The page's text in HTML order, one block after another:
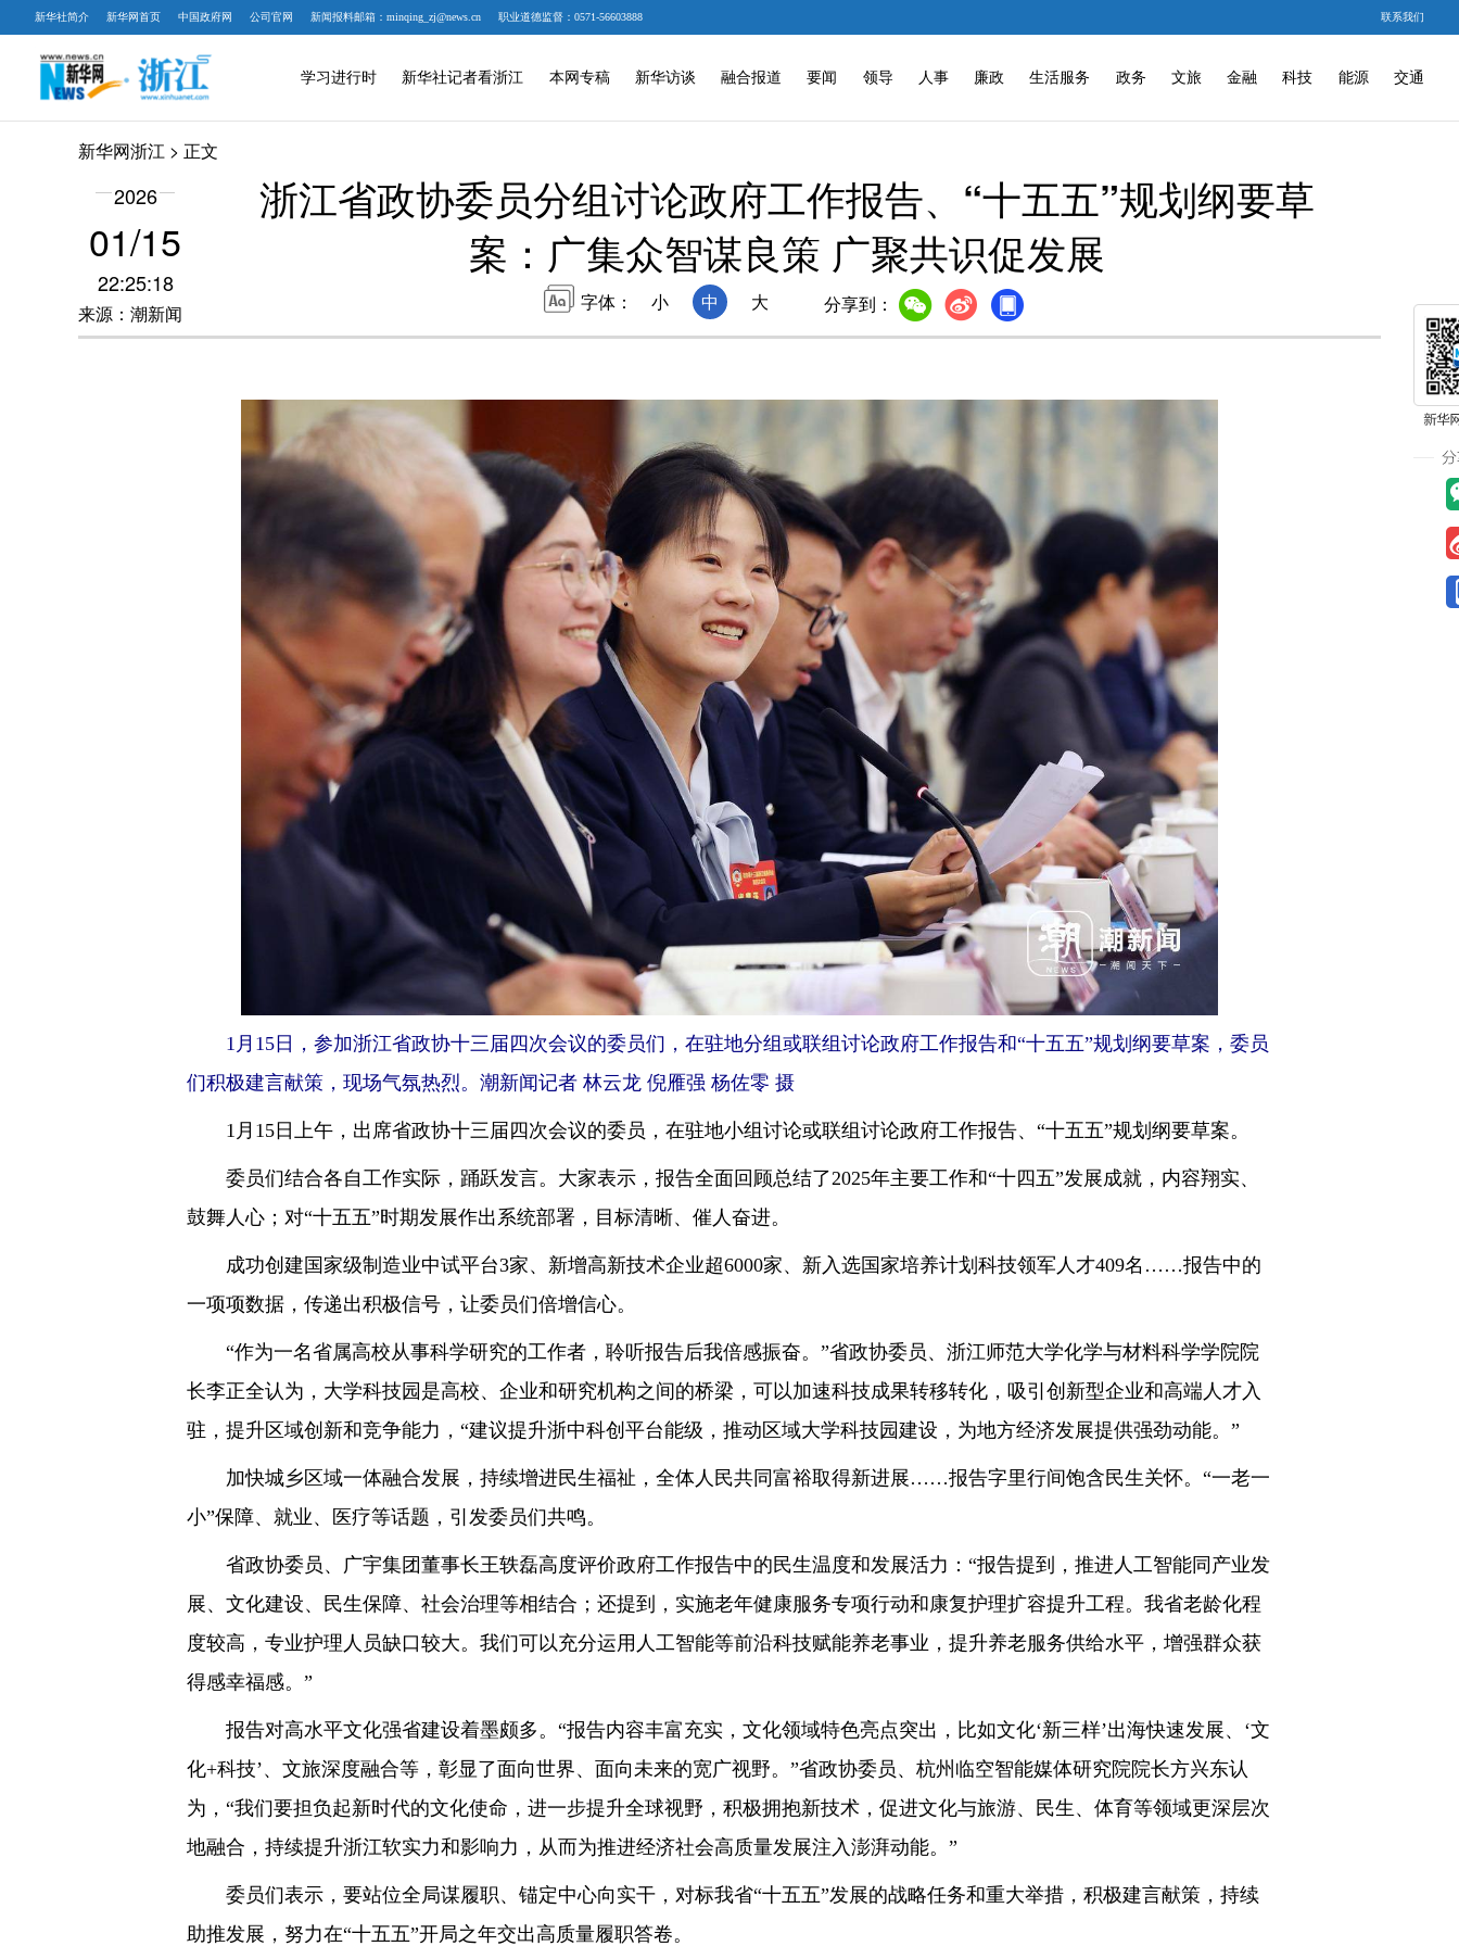
新华社简介 新华网首页 中国政府网 公司官网 新闻报料邮箱：minqing_zj@news.cn 职业道德监督：0571-56603888 联系我们
学习进行时 新华社记者看浙江 本网专稿 新华访谈 融合报道 要闻 领导 人事 廉政 生活服务 政务 文旅 金融 科技 能源 交通
新华网浙江 > 正文
2026
01/15
22:25:18
来源：潮新闻
浙江省政协委员分组讨论政府工作报告、“十五五”规划纲要草
案：广集众智谋良策 广聚共识促发展
字体： 小 中 大 分享到：
1月15日，参加浙江省政协十三届四次会议的委员们，在驻地分组或联组讨论政府工作报告和“十五五”规划纲要草案，委员
们积极建言献策，现场气氛热烈。潮新闻记者 林云龙 倪雁强 杨佐零 摄
1月15日上午，出席省政协十三届四次会议的委员，在驻地小组讨论或联组讨论政府工作报告、“十五五”规划纲要草案。
委员们结合各自工作实际，踊跃发言。大家表示，报告全面回顾总结了2025年主要工作和“十四五”发展成就，内容翔实、
鼓舞人心；对“十五五”时期发展作出系统部署，目标清晰、催人奋进。
成功创建国家级制造业中试平台3家、新增高新技术企业超6000家、新入选国家培养计划科技领军人才409名……报告中的
一项项数据，传递出积极信号，让委员们倍增信心。
“作为一名省属高校从事科学研究的工作者，聆听报告后我倍感振奋。”省政协委员、浙江师范大学化学与材料科学学院院
长李正全认为，大学科技园是高校、企业和研究机构之间的桥梁，可以加速科技成果转移转化，吸引创新型企业和高端人才入
驻，提升区域创新和竞争能力，“建议提升浙中科创平台能级，推动区域大学科技园建设，为地方经济发展提供强劲动能。”
加快城乡区域一体融合发展，持续增进民生福祉，全体人民共同富裕取得新进展……报告字里行间饱含民生关怀。“一老一
小”保障、就业、医疗等话题，引发委员们共鸣。
省政协委员、广宇集团董事长王轶磊高度评价政府工作报告中的民生温度和发展活力：“报告提到，推进人工智能同产业发
展、文化建设、民生保障、社会治理等相结合；还提到，实施老年健康服务专项行动和康复护理扩容提升工程。我省老龄化程
度较高，专业护理人员缺口较大。我们可以充分运用人工智能等前沿科技赋能养老事业，提升养老服务供给水平，增强群众获
得感幸福感。”
报告对高水平文化强省建设着墨颇多。“报告内容丰富充实，文化领域特色亮点突出，比如文化‘新三样’出海快速发展、‘文
化+科技’、文旅深度融合等，彰显了面向世界、面向未来的宽广视野。”省政协委员、杭州临空智能媒体研究院院长方兴东认
为，“我们要担负起新时代的文化使命，进一步提升全球视野，积极拥抱新技术，促进文化与旅游、民生、体育等领域更深层次
地融合，持续提升浙江软实力和影响力，从而为推进经济社会高质量发展注入澎湃动能。”
委员们表示，要站位全局谋履职、锚定中心向实干，对标我省“十五五”发展的战略任务和重大举措，积极建言献策，持续
助推发展，努力在“十五五”开局之年交出高质量履职答卷。